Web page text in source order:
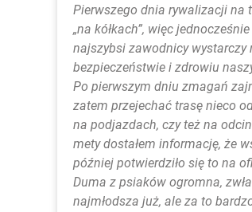
Pierwszego dnia rywalizacji na
„na kółkach”, więc
najszybsi zawodnicy wystarczy
bezpieczeństwie i zdrowiu
Po pierwszym dniu zmagań
zatem przejechać trasę nieco
na podjazdach, czy też na
mety dostałem informację, że
później potwierdziło się to na
Duma z psiaków ogromna,
najmłodsza już, ale za to